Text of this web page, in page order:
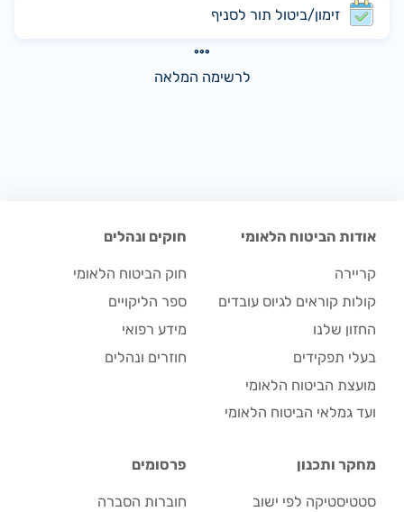
זימון/ביטול תור לסניף
לרשימה המלאה
אודות הביטוח הלאומי
קריירה
קולות קוראים לגיוס עובדים
החזון שלנו
בעלי תפקידים
מועצת הביטוח הלאומי
ועד גמלאי הביטוח הלאומי
חוקים ונהלים
חוק הביטוח הלאומי
ספר הליקויים
מידע רפואי
חוזרים ונהלים
מחקר ותכנון
סטטיסטיקה לפי ישוב
פרסומים
חוברות הסברה